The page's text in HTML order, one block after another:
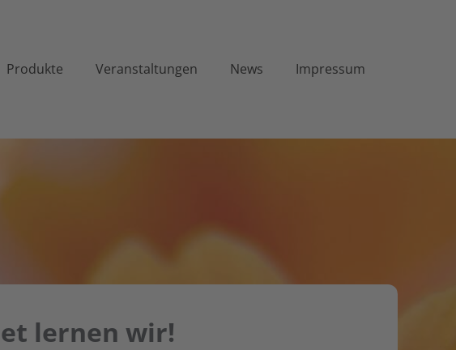
Produkte Veranstaltungen News Impressum
lernen wir!